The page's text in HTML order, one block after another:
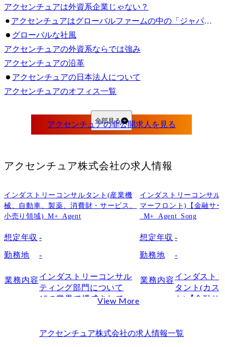
アクセンチュアは外資系企業じゃない？
アクセンチュアはグローバルファームの中の「ジャパンユニット」
グローバルな社風
アクセンチュアの外資系ならでは強み
アクセンチュアの沿革
アクセンチュアの日本法人について
アクセンチュアのオフィス一覧
日本のビジネス文化に寄り添った文化展開がされている
アジア太平洋地域全体で日本市場が大きい
日系企業出身の役員が多い
アクセンチュアの特徴
エンドツーエンド
グローバル・ナレッジ
変化への適応（事業最適化）
よくある質問
Q. アクセンチュアは本当に外資系企業ですか？
Q. アクセンチュアはほかの外資系コンサルと何が違いますか？
全部見る
アクセンチュア株式会社の求人情報
インダストリーコンサルタント(産業機
械、自動車、製薬、消費財・サービス、
小売り領域)_M+_Agent
想定年収 -
勤務地 -
業務内容 インダストリーコンサル
ティング部門について
15の業界で構成されてい
View More
インダストリーコンサル
マーフロント)【金融サ
_M+_Agent_Song
想定年収 -
勤務地 -
業務内容 インダスト
タント(カス
ト)【金融サ
める提供価
アクセンチュア株式会社の求人情報一覧